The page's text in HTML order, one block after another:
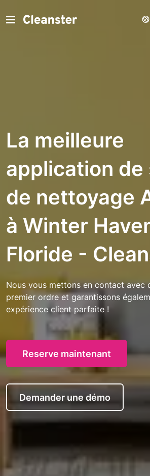
La meilleure
application de
de nettoyage
à Winter
Floride -
Nous vous mettons en contact avec
premier ordre et garantissons
expérience client parfaite !
Reserve maintenant
Demander une démo